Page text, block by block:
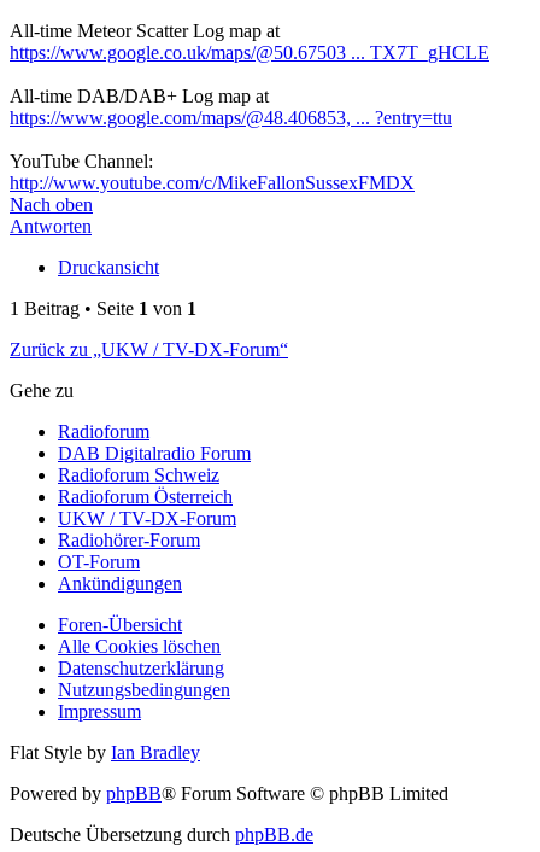
All-time Meteor Scatter Log map at
https://www.google.co.uk/maps/@50.67503 ... TX7T_gHCLE
All-time DAB/DAB+ Log map at
https://www.google.com/maps/@48.406853, ... ?entry=ttu
YouTube Channel:
http://www.youtube.com/c/MikeFallonSussexFMDX
Nach oben
Antworten
Druckansicht
1 Beitrag • Seite 1 von 1
Zurück zu „UKW / TV-DX-Forum“
Gehe zu
Radioforum
DAB Digitalradio Forum
Radioforum Schweiz
Radioforum Österreich
UKW / TV-DX-Forum
Radiohörer-Forum
OT-Forum
Ankündigungen
Foren-Übersicht
Alle Cookies löschen
Datenschutzerklärung
Nutzungsbedingungen
Impressum
Flat Style by Ian Bradley
Powered by phpBB® Forum Software © phpBB Limited
Deutsche Übersetzung durch phpBB.de